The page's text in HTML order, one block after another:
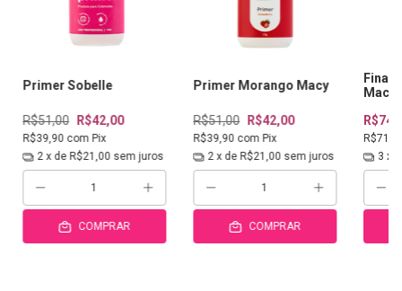
Primer Sobelle
R$51,00 R$42,00
R$39,90 com Pix
2 x de R$21,00 sem juros
COMPRAR
Primer Morango Macy
R$51,00 R$42,00
R$39,90 com Pix
2 x de R$21,00 sem juros
COMPRAR
Macy
3 x